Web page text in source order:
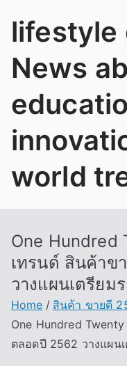
lifestyle
News
world
One Hundred
เทรนด์ สินค้าข
วางแผนเตรียม
Home
สินค้า ขายดี
One Hundred
ตลอดปี 2562 วางแผน